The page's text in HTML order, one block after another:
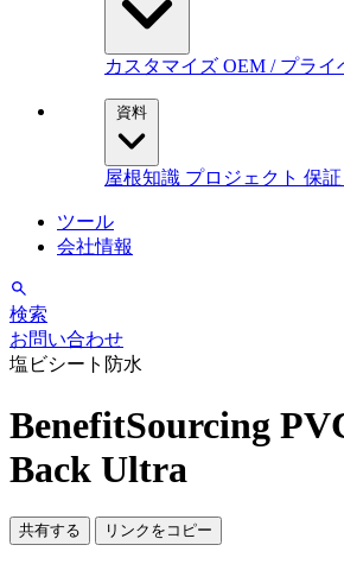
カスタマイズ OEM / プライ
資料
屋根知識 プロジェクト 保証
ツール
会社情報
検索
お問い合わせ
塩ビシート防水
BenefitSourcing
Back Ultra
共有する リンクをコピー